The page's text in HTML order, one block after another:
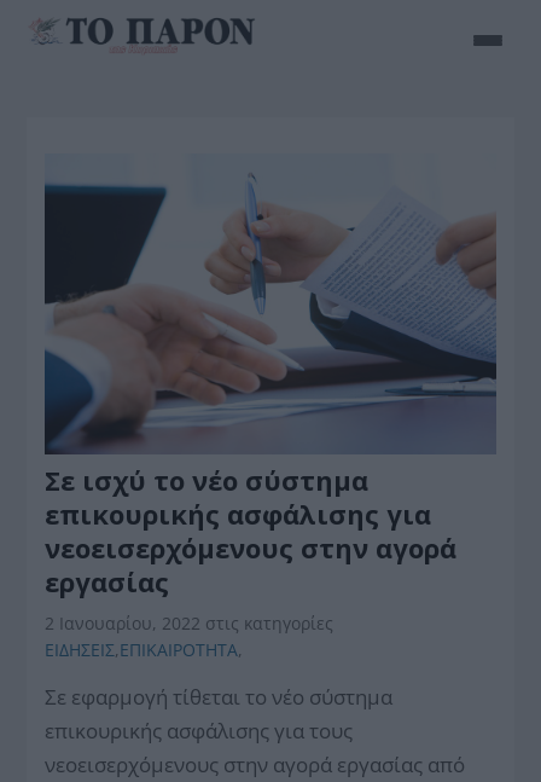
Σε ισχύ το νέο σύστημα
επικουρικής ασφάλισης για
νεοεισερχόμενους στην αγορά
εργασίας
2 Ιανουαρίου, 2022 στις κατηγορίες
ΕΙΔΗΣΕΙΣ,ΕΠΙΚΑΙΡΟΤΗΤΑ,
Σε εφαρμογή τίθεται το νέο σύστημα
επικουρικής ασφάλισης για τους
νεοεισερχόμενους στην αγορά εργασίας από